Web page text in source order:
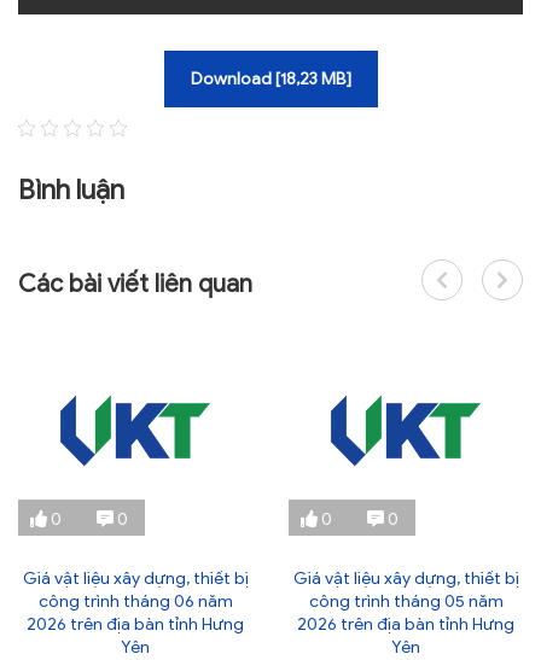
Download [18,23 MB]
Bình luận
Các bài viết liên quan
0 0
Giá vật liệu xây dựng, thiết bị
công trình tháng 06 năm
2026 trên địa bàn tỉnh Hưng
Yên
0 0
Giá vật liệu xây dựng, thiết bị
công trình tháng 05 năm
2026 trên địa bàn tỉnh Hưng
Yên